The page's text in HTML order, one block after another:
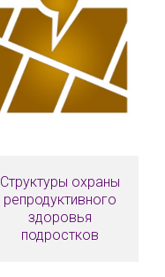
Структуры охраны
репродуктивного
здоровья
подростков